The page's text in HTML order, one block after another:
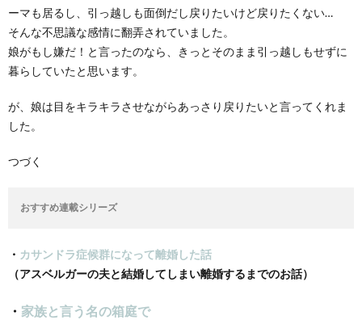
ーマも居るし、引っ越しも面倒だし戻りたいけど戻りたくない…
そんな不思議な感情に翻弄されていました。
娘がもし嫌だ！と言ったのなら、きっとそのまま引っ越しもせずに
暮らしていたと思います。
が、娘は目をキラキラさせながらあっさり戻りたいと言ってくれま
した。
つづく
おすすめ連載シリーズ
・ カサンドラ症候群になって離婚した話
（アスベルガーの夫と結婚してしまい離婚するまでのお話）
・ 家族と言う名の箱庭で